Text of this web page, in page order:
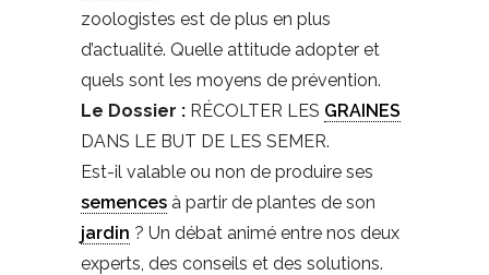
zoologistes est de plus en plus
d’actualité. Quelle attitude adopter et
quels sont les moyens de prévention.
Le Dossier : RÉCOLTER LES GRAINES
DANS LE BUT DE LES SEMER.
Est-il valable ou non de produire ses
semences à partir de plantes de son
jardin ? Un débat animé entre nos deux
experts, des conseils et des solutions.